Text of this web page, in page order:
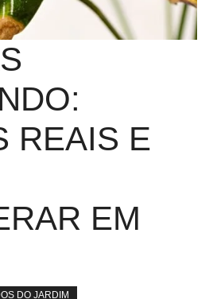
REAIS E
EM
DO JARDIM